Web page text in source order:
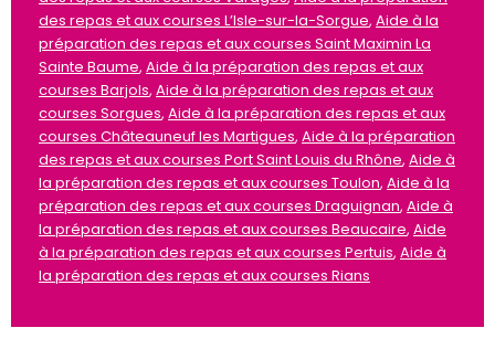
des repas et aux courses L’Isle-sur-la-Sorgue, Aide à la
préparation des repas et aux courses Saint Maximin La
Sainte Baume, Aide à la préparation des repas et aux
courses Barjols, Aide à la préparation des repas et aux
courses Sorgues, Aide à la préparation des repas et aux
courses Châteauneuf les Martigues, Aide à la préparation
des repas et aux courses Port Saint Louis du Rhône, Aide à
la préparation des repas et aux courses Toulon, Aide à la
préparation des repas et aux courses Draguignan, Aide à
la préparation des repas et aux courses Beaucaire, Aide
à la préparation des repas et aux courses Pertuis, Aide à
la préparation des repas et aux courses Rians